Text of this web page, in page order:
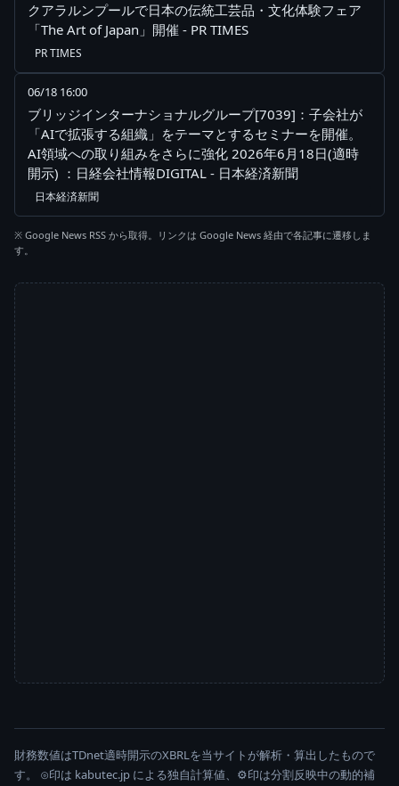
クアラルンプールで日本の伝統工芸品・文化体験フェア
「The Art of Japan」開催 - PR TIMES
PR TIMES
06/18 16:00
ブリッジインターナショナルグループ[7039]：子会社が
「AIで拡張する組織」をテーマとするセミナーを開催。
AI領域への取り組みをさらに強化 2026年6月18日(適時
開示) ：日経会社情報DIGITAL - 日本経済新聞
日本経済新聞
※ Google News RSS から取得。リンクは Google News 経由で各記事に遷移しま
す。
財務数値はTDnet適時開示のXBRLを当サイトが解析・算出したもので
す。 ⊙印は kabutec.jp による独自計算値、⚙印は分割反映中の動的補